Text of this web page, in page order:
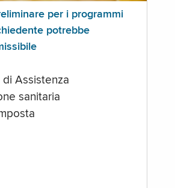
per i programmi
potrebbe
di Assistenza
sanitaria